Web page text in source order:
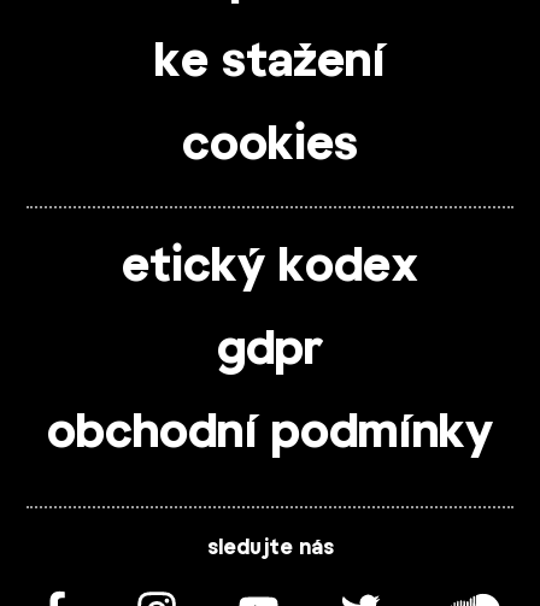
ke stažení
cookies
etický kodex
gdpr
obchodní podmínky
sledujte nás